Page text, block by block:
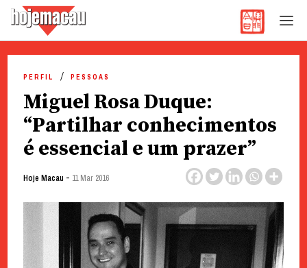
content
PERFIL PESSOAS
Miguel Rosa Duque:
“Partilhar conhecimentos
é essencial e um prazer”
Hoje Macau - 11 Mar 2016